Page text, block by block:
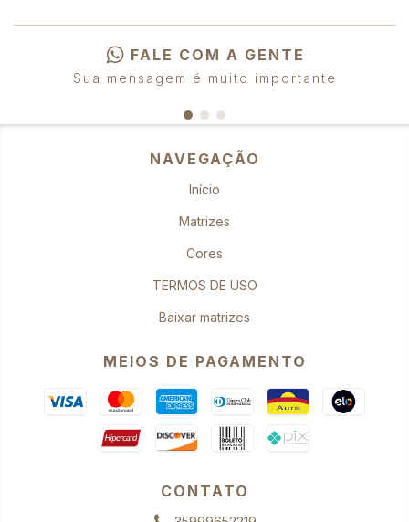
FALE COM A GENTE
Sua mensagem é muito importante
NAVEGAÇÃO
Início
Matrizes
Cores
TERMOS DE USO
Baixar matrizes
MEIOS DE PAGAMENTO
CONTATO